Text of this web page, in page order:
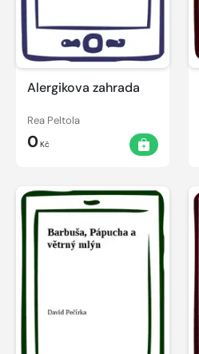
Alergikova zahrada
Rea Peltola
0Kč